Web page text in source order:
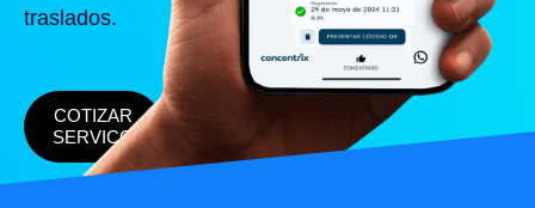
traslados.
COTIZAR
SERVICO